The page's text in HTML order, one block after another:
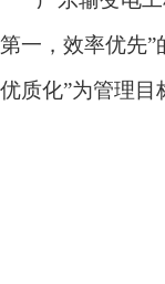
第一，效率优先
优质化”为管理